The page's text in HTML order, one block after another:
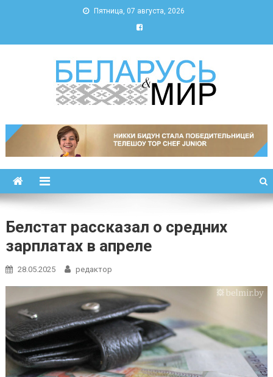
Пятница, 07 августа, 2026
Беларусь и мир
Белстат рассказал о средних
зарплатах в апреле
28.05.2025 редактор